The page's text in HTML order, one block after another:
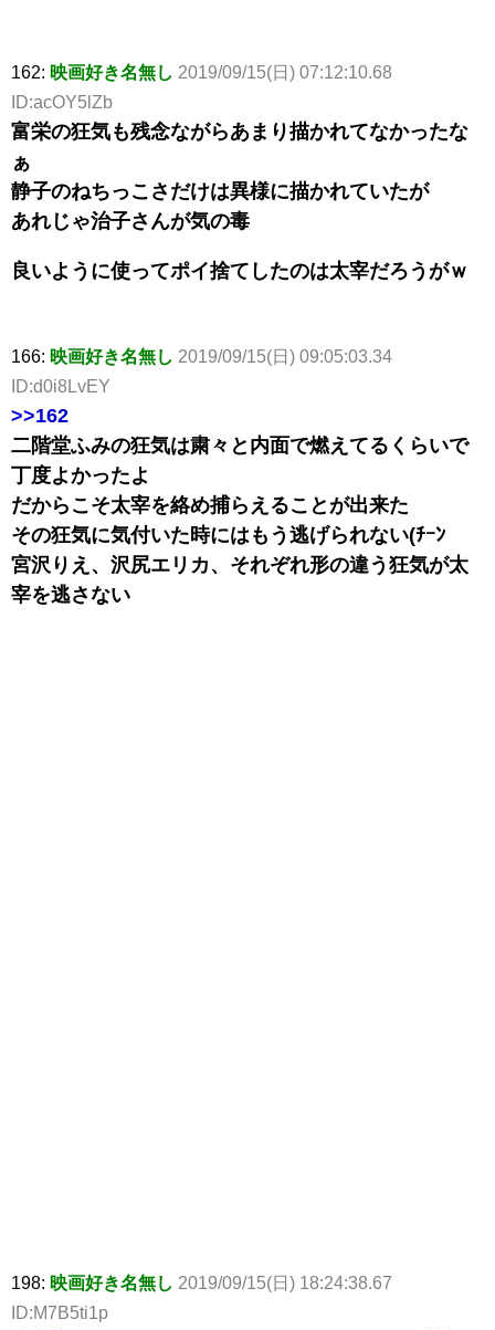
162: 映画好き名無し 2019/09/15(日) 07:12:10.68
ID:acOY5lZb
富栄の狂気も残念ながらあまり描かれてなかったな
ぁ
静子のねちっこさだけは異様に描かれていたが
あれじゃ治子さんが気の毒
良いように使ってポイ捨てしたのは太宰だろうがｗ
166: 映画好き名無し 2019/09/15(日) 09:05:03.34
ID:d0i8LvEY
>>162
二階堂ふみの狂気は粛々と内面で燃えてるくらいで
丁度よかったよ
だからこそ太宰を絡め捕らえることが出来た
その狂気に気付いた時にはもう逃げられない(ﾁｰﾝ
宮沢りえ、沢尻エリカ、それぞれ形の違う狂気が太
宰を逃さない
198: 映画好き名無し 2019/09/15(日) 18:24:38.67
ID:M7B5ti1p